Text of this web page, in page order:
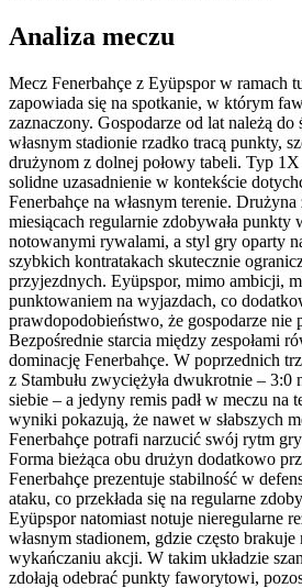
Analiza meczu
Mecz Fenerbahçe z Eyüpspor w ramach
zapowiada się na spotkanie, w którym
zaznaczony. Gospodarze od lat należą do
własnym stadionie rzadko tracą punkty,
drużynom z dolnej połowy tabeli. Typ
solidne uzasadnienie w kontekście
Fenerbahçe na własnym terenie.
miesiącach regularnie zdobywała punkty
notowanymi rywalami, a styl gry oparty
szybkich kontratakach skutecznie
przyjezdnych. Eyüpspor, mimo ambicji,
punktowaniem na wyjazdach, co
prawdopodobieństwo, że gospodarze nie
Bezpośrednie starcia między zespołami
dominację Fenerbahçe. W poprzednich
z Stambułu zwyciężyła dwukrotnie – 3:0
siebie – a jedyny remis padł w meczu na
wyniki pokazują, że nawet w słabszych
Fenerbahçe potrafi narzucić swój rytm
Forma bieżąca obu drużyn dodatkowo
Fenerbahçe prezentuje stabilność w
ataku, co przekłada się na regularne
Eyüpspor natomiast notuje nieregularne
własnym stadionem, gdzie często
wykańczaniu akcji. W takim układzie
zdołają odebrać punkty faworytowi,